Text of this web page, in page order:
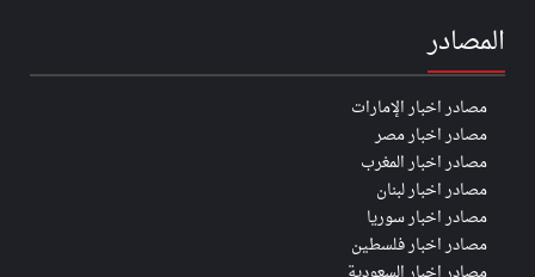
المصادر
مصادر اخبار الإمارات
مصادر اخبار مصر
مصادر اخبار المغرب
مصادر اخبار لبنان
مصادر اخبار سوريا
مصادر اخبار فلسطين